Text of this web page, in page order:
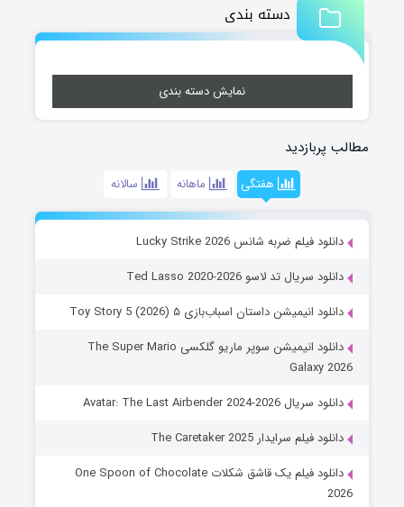
دسته بندی
نمایش دسته بندی
مطالب پربازدید
هفتگی ماهانه سالانه
دانلود فیلم ضربه شانس Lucky Strike 2026
دانلود سریال تد لاسو Ted Lasso 2020-2026
دانلود انیمیشن داستان اسباب‌بازی ۵ Toy Story 5 (2026)
دانلود انیمیشن سوپر ماریو گلکسی The Super Mario
Galaxy 2026
دانلود سریال Avatar: The Last Airbender 2024-2026
دانلود فیلم سرایدار The Caretaker 2025
دانلود فیلم یک قاشق شکلات One Spoon of Chocolate
2026